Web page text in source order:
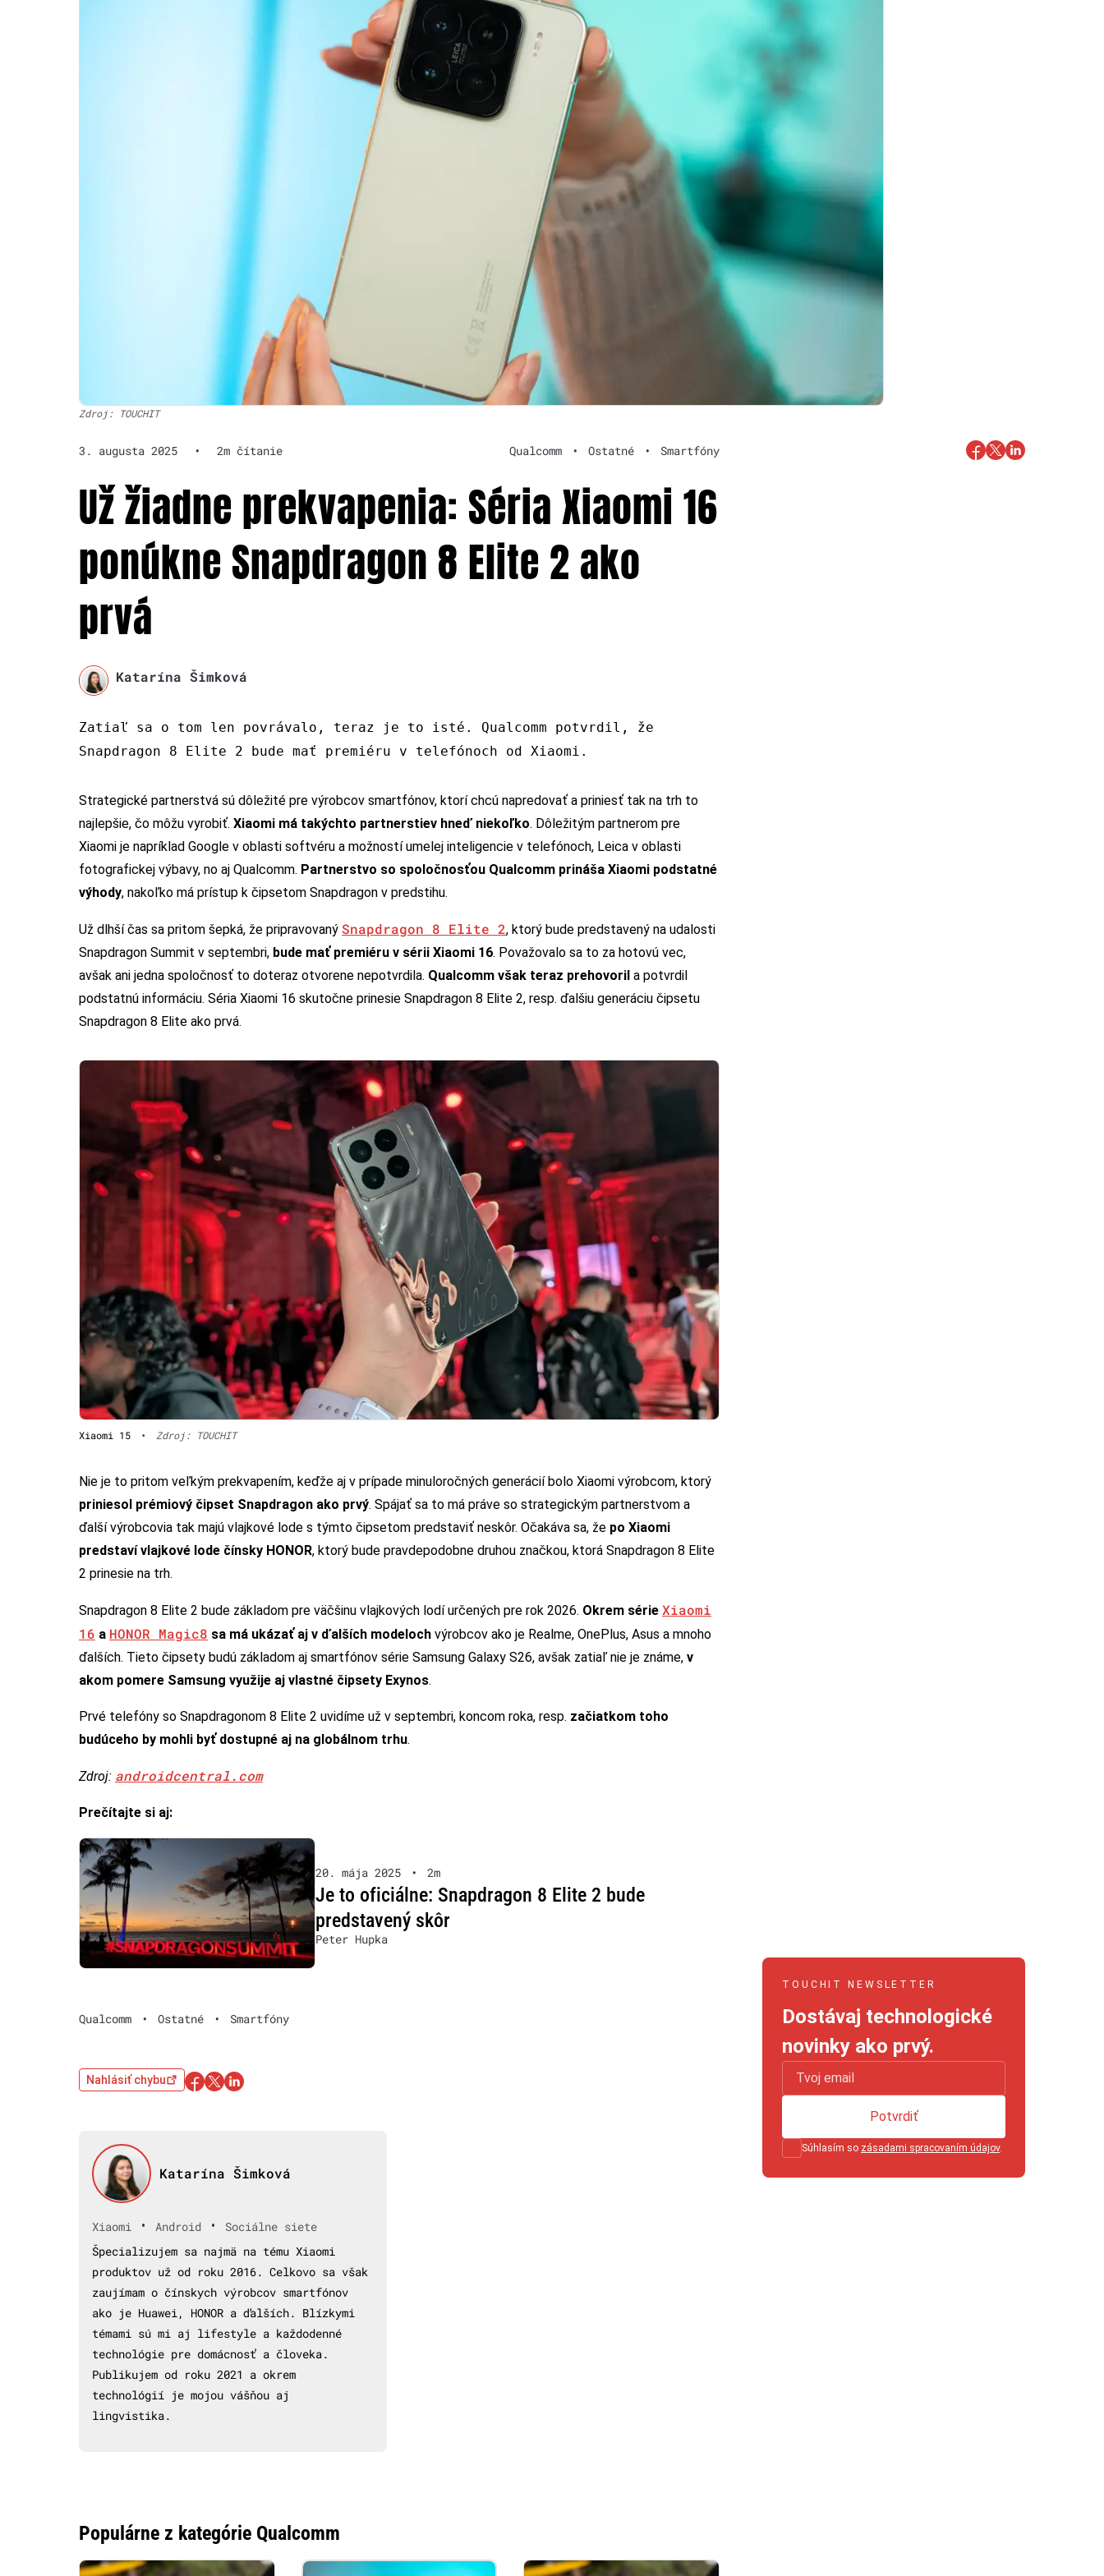
Zdroj: TOUCHIT
3. augusta 2025 • 2m čítanie Qualcomm • Ostatné • Smartfóny
Už žiadne prekvapenia: Séria Xiaomi 16
ponúkne Snapdragon 8 Elite 2 ako
prvá
Katarína Šimková
Zatiaľ sa o tom len povrávalo, teraz je to isté. Qualcomm potvrdil, že
Snapdragon 8 Elite 2 bude mať premiéru v telefónoch od Xiaomi.
Strategické partnerstvá sú dôležité pre výrobcov smartfónov, ktorí chcú napredovať a priniesť tak na trh to
najlepšie, čo môžu vyrobiť. Xiaomi má takýchto partnerstiev hneď niekoľko. Dôležitým partnerom pre
Xiaomi je napríklad Google v oblasti softvéru a možností umelej inteligencie v telefónoch, Leica v oblasti
fotografickej výbavy, no aj Qualcomm. Partnerstvo so spoločnosťou Qualcomm prináša Xiaomi podstatné
výhody, nakoľko má prístup k čipsetom Snapdragon v predstihu.
Už dlhší čas sa pritom šepká, že pripravovaný Snapdragon 8 Elite 2, ktorý bude predstavený na udalosti
Snapdragon Summit v septembri, bude mať premiéru v sérii Xiaomi 16. Považovalo sa to za hotovú vec,
avšak ani jedna spoločnosť to doteraz otvorene nepotvrdila. Qualcomm však teraz prehovoril a potvrdil
podstatnú informáciu. Séria Xiaomi 16 skutočne prinesie Snapdragon 8 Elite 2, resp. ďalšiu generáciu čipsetu
Snapdragon 8 Elite ako prvá.
Xiaomi 15 • Zdroj: TOUCHIT
Nie je to pritom veľkým prekvapením, keďže aj v prípade minuloročných generácií bolo Xiaomi výrobcom, ktorý
priniesol prémiový čipset Snapdragon ako prvý. Spájať sa to má práve so strategickým partnerstvom a
ďalší výrobcovia tak majú vlajkové lode s týmto čipsetom predstaviť neskôr. Očakáva sa, že po Xiaomi
predstaví vlajkové lode čínsky HONOR, ktorý bude pravdepodobne druhou značkou, ktorá Snapdragon 8 Elite
2 prinesie na trh.
Snapdragon 8 Elite 2 bude základom pre väčšinu vlajkových lodí určených pre rok 2026. Okrem série Xiaomi
16 a HONOR Magic8 sa má ukázať aj v ďalších modeloch výrobcov ako je Realme, OnePlus, Asus a mnoho
ďalších. Tieto čipsety budú základom aj smartfónov série Samsung Galaxy S26, avšak zatiaľ nie je známe, v
akom pomere Samsung využije aj vlastné čipsety Exynos.
Prvé telefóny so Snapdragonom 8 Elite 2 uvidíme už v septembri, koncom roka, resp. začiatkom toho
budúceho by mohli byť dostupné aj na globálnom trhu.
Zdroj: androidcentral.com
Prečítajte si aj:
20. mája 2025 • 2m
Je to oficiálne: Snapdragon 8 Elite 2 bude
predstavený skôr
Peter Hupka
Qualcomm • Ostatné • Smartfóny
Nahlásiť chybu
Katarína Šimková
Xiaomi • Android •
Sociálne siete
Špecializujem sa najmä na tému Xiaomi
produktov už od roku 2016. Celkovo sa však
zaujímam o čínskych výrobcov smartfónov
ako je Huawei, HONOR a ďalších. Blízkymi
témami sú mi aj lifestyle a každodenné
technológie pre domácnosť a človeka.
Publikujem od roku 2021 a okrem
technológií je mojou vášňou aj
lingvistika.
Populárne z kategórie Qualcomm
TOUCHIT NEWSLETTER
Dostávaj technologické
novinky ako prvý.
Súhlasím so zásadami spracovaním údajov.
Potvrdiť